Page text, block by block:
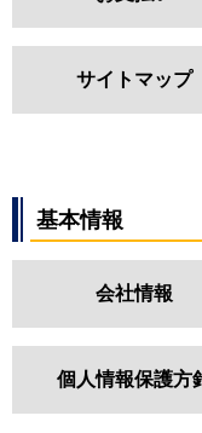
サイトマップ
基本情報
会社情報
個人情報保護方